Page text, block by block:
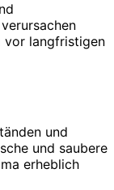
vor langfristigen
und
und saubere
erheblich